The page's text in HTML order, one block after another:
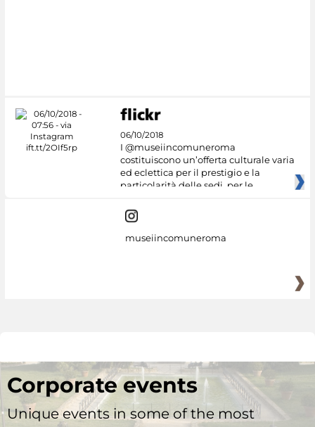
06/10/2018
I @museiincomuneroma
costituiscono un’offerta culturale varia
ed eclettica per il prestigio e la
particolarità delle sedi, per le
museiincomuneroma
Corporate events
Unique events in some of the most